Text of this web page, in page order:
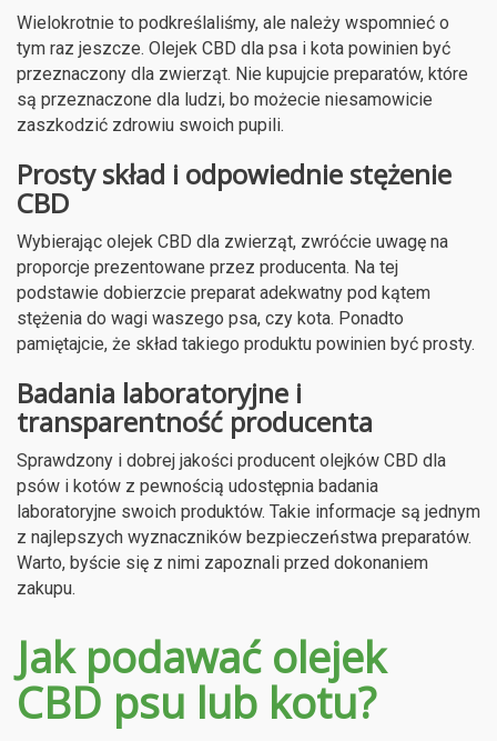
Wielokrotnie to podkreślaliśmy, ale należy wspomnieć o
tym raz jeszcze. Olejek CBD dla psa i kota powinien być
przeznaczony dla zwierząt. Nie kupujcie preparatów, które
są przeznaczone dla ludzi, bo możecie niesamowicie
zaszkodzić zdrowiu swoich pupili.
Prosty skład i odpowiednie stężenie
CBD
Wybierając olejek CBD dla zwierząt, zwróćcie uwagę na
proporcje prezentowane przez producenta. Na tej
podstawie dobierzcie preparat adekwatny pod kątem
stężenia do wagi waszego psa, czy kota. Ponadto
pamiętajcie, że skład takiego produktu powinien być prosty.
Badania laboratoryjne i
transparentność producenta
Sprawdzony i dobrej jakości producent olejków CBD dla
psów i kotów z pewnością udostępnia badania
laboratoryjne swoich produktów. Takie informacje są jednym
z najlepszych wyznaczników bezpieczeństwa preparatów.
Warto, byście się z nimi zapoznali przed dokonaniem
zakupu.
Jak podawać olejek
CBD psu lub kotu?